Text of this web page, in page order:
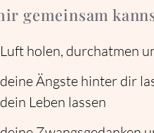
gemeinsam
Luft holen, durchatmen
deine Ängste hinter dir
dein Leben lassen